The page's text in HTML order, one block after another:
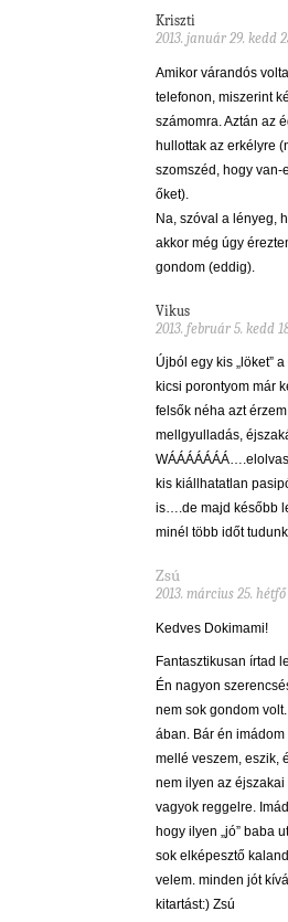
Kriszti
2013. január 29. kedd
Amikor várandós
telefonon, miszerint
számomra. Aztán az
hullottak az erkélyre
szomszéd, hogy
őket).
Na, szóval a lényeg,
akkor még úgy
gondom (eddig).
Vikus
2013. február 5. kedd
Újból egy kis „löket”
kicsi porontyom már
felsők néha azt
mellgyulladás,
kis kiállhatatlan
is….de majd később
minél több időt
Zsú
2013. március 25. hétfő
Kedves Dokimami!
Fantasztikusan írtad
Én nagyon
nem sok gondom
ában. Bár én
mellé veszem, eszik,
nem ilyen az
vagyok reggelre.
hogy ilyen „jó” baba
sok elképesztő
velem. minden jót
kitartást:) Zsú